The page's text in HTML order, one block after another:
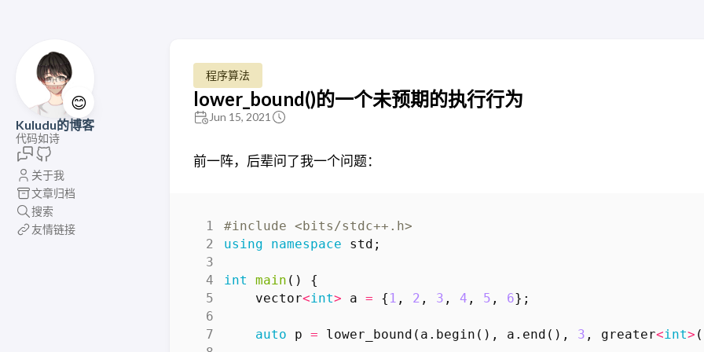
😊
Kuludu的博客
代码如诗
关于我
文章归档
搜索
友情链接
程序算法
lower_bound()的一个未预期的执行行为
Jun 15, 2021
前一阵，后辈问了我一个问题：
#include <bits/stdc++.h>
using
namespace std ;
int main ()
{
vector<int> a = { 1 , 2 , 3 , 4 , 5 , 6};
auto p = lower_bound ( a . begin (), a . end (), 3 , greater<int>